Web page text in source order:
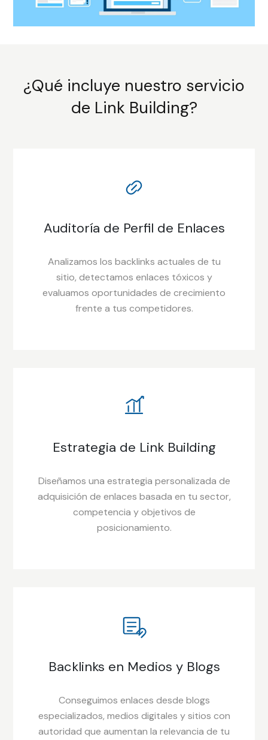
¿Qué incluye nuestro servicio
de Link Building?
Auditoría de Perfil de Enlaces
Analizamos los backlinks actuales de tu
sitio, detectamos enlaces tóxicos y
evaluamos oportunidades de crecimiento
frente a tus competidores.
Estrategia de Link Building
Diseñamos una estrategia personalizada de
adquisición de enlaces basada en tu sector,
competencia y objetivos de
posicionamiento.
Backlinks en Medios y Blogs
Conseguimos enlaces desde blogs
especializados, medios digitales y sitios con
autoridad que aumentan la relevancia de tu